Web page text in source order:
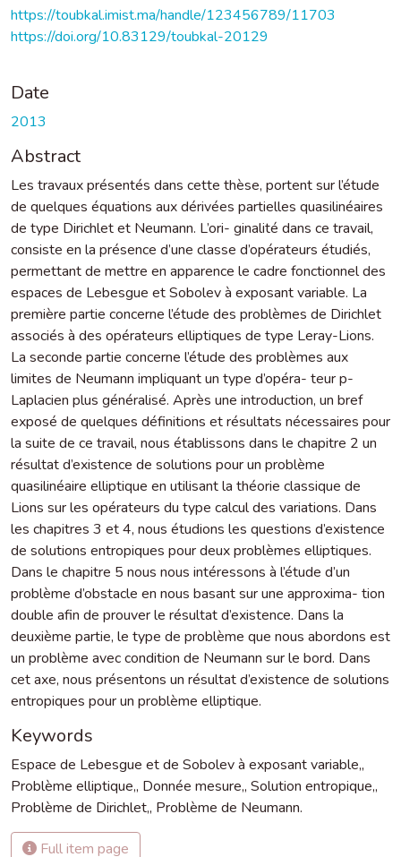
https://toubkal.imist.ma/handle/123456789/11703
https://doi.org/10.83129/toubkal-20129
Date
2013
Abstract
Les travaux présentés dans cette thèse, portent sur l’étude
de quelques équations aux dérivées partielles quasilinéaires
de type Dirichlet et Neumann. L’ori- ginalité dans ce travail,
consiste en la présence d’une classe d’opérateurs étudiés,
permettant de mettre en apparence le cadre fonctionnel des
espaces de Lebesgue et Sobolev à exposant variable. La
première partie concerne l’étude des problèmes de Dirichlet
associés à des opérateurs elliptiques de type Leray-Lions.
La seconde partie concerne l’étude des problèmes aux
limites de Neumann impliquant un type d’opéra- teur p-
Laplacien plus généralisé. Après une introduction, un bref
exposé de quelques définitions et résultats nécessaires pour
la suite de ce travail, nous établissons dans le chapitre 2 un
résultat d’existence de solutions pour un problème
quasilinéaire elliptique en utilisant la théorie classique de
Lions sur les opérateurs du type calcul des variations. Dans
les chapitres 3 et 4, nous étudions les questions d’existence
de solutions entropiques pour deux problèmes elliptiques.
Dans le chapitre 5 nous nous intéressons à l’étude d’un
problème d’obstacle en nous basant sur une approxima- tion
double afin de prouver le résultat d’existence. Dans la
deuxième partie, le type de problème que nous abordons est
un problème avec condition de Neumann sur le bord. Dans
cet axe, nous présentons un résultat d’existence de solutions
entropiques pour un problème elliptique.
Keywords
Espace de Lebesgue et de Sobolev à exposant variable,,
Problème elliptique,, Donnée mesure,, Solution entropique,,
Problème de Dirichlet,, Problème de Neumann.
Full item page